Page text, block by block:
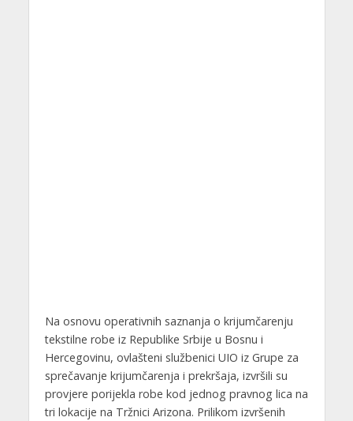
Na osnovu operativnih saznanja o krijumčarenju
tekstilne robe iz Republike Srbije u Bosnu i
Hercegovinu, ovlašteni službenici UIO iz Grupe za
sprečavanje krijumčarenja i prekršaja, izvršili su
provjere porijekla robe kod jednog pravnog lica na
tri lokacije na Tržnici Arizona. Prilikom izvršenih